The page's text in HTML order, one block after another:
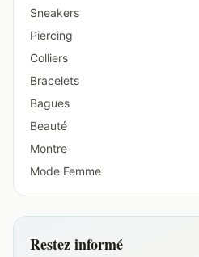
Sneakers
Piercing
Colliers
Bracelets
Bagues
Beauté
Montre
Mode Femme
Restez informé